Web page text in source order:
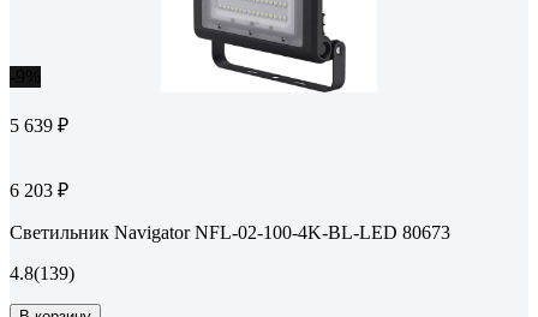
5 639 ₽
6 203 ₽
Светильник Navigator NFL-02-100-4K-BL-LED 80673
4.8(139)